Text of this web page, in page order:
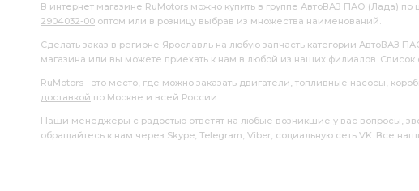
В интернет магазине RuMotors можно купить в группе АвтоВАЗ ПАО (Лада) по
2904032-00 оптом или в розницу выбрав из множества наименований.
Сделать заказ в регионе Ярославль на любую запчасть категории АвтоВАЗ
магазина или вы можете приехать к нам в любой из наших филиалов. Список
RuMotors - это место, где можно заказать двигатели, топливные насосы,
доставкой по Москве и всей России.
Наши менеджеры с радостью ответят на любые возникшие у вас вопросы,
обращайтесь к нам через Skype, Telegram, Viber, социальную сеть VK. Все